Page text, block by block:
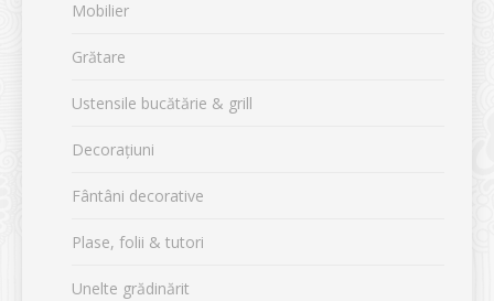
Mobilier
Grătare
Ustensile bucătărie & grill
Decorațiuni
Fântâni decorative
Plase, folii & tutori
Unelte grădinărit